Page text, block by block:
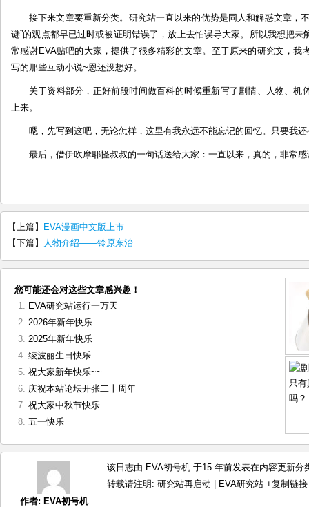
接下来文章要重新分类。研究站一直以来的优势是同人和解惑文章，
谜”的观点都早已过时或被证明错误了，放上去怕误导大家。所以我想把
常感谢EVA贴吧的大家，提供了很多精彩的文章。至于原来的研究文，我
写的那些互动小说~恩还没想好。
关于资料部分，正好前段时间做百科的时候重新写了剧情、人物、机
上来。
嗯，先写到这吧，无论怎样，这里有我永远不能忘记的回忆。只要我
最后，借伊吹摩耶怪叔叔的一句话送给大家：一直以来，真的，非常感
【上篇】
EVA漫画中文版上市
【下篇】
人物介绍——铃原东治
您可能还会对这些文章感兴趣！
EVA研究站运行一万天
2026年新年快乐
2025年新年快乐
绫波丽生日快乐
祝大家新年快乐~~
庆祝本站论坛开张二十周年
祝大家中秋节快乐
五一快乐
作者: EVA初号机
该日志由 EVA初号机 于15 年前发表在内容更新分
转载请注明: 研究站再启动 | EVA研究站 +复制链接